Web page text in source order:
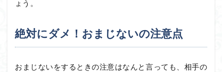
ょう。
絶対にダメ！おまじないの注意点
おまじないをするときの注意はなんと言っても、相手の